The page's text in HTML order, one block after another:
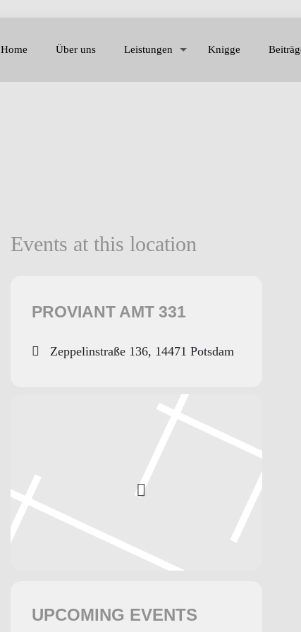
Home Über uns Leistungen Knigge
Events at this location
PROVIANT AMT 331
Zeppelinstraße 136, 14471 Potsdam
UPCOMING EVENTS